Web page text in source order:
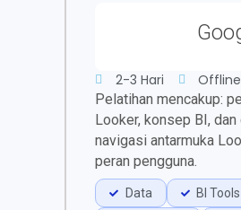
2-3 Hari Offline
Pelatihan mencakup:
Looker, konsep BI,
navigasi antarmuka
peran pengguna.
Data
BI Tools